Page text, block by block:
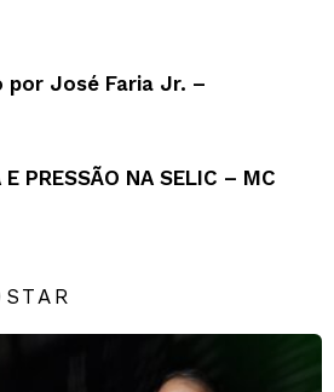
por José Faria Jr. –
PRESSÃO NA SELIC – MC